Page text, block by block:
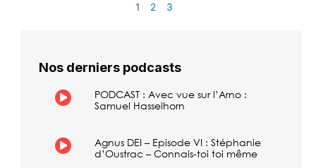
1 2 3
Nos derniers podcasts
PODCAST : Avec vue sur l’Arno :
Samuel Hasselhorn
Agnus DEI – Episode VI : Stéphanie
d’Oustrac – Connais-toi toi même